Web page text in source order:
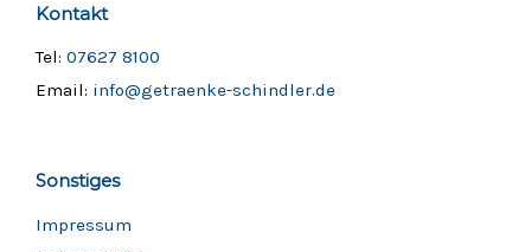
Kontakt
Tel: 07627 8100
Email: info@getraenke-schindler.de
Sonstiges
Impressum